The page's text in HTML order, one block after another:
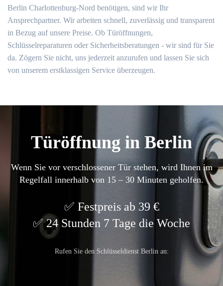
Berlin Charlottenburg-Nord benötigen, sind wir Ihr
Ansprechpartner. Wir arbeiten schnell, zuverlässig und transparent
in Bezug auf unsere Preise. Ob Türöffnungen,
Schlüsselreparaturen oder Sicherheitsberatungen - wir sind für Sie
da. Zögern Sie nicht, uns jederzeit anzurufen und lassen Sie sich
von unserem erstklassigen Service überzeugen.
Türöffnung in Berlin
Wenn Sie vor verschlossener Tür stehen, wird Ihnen im
Regelfall innerhalb von 15 – 30 Minuten geholfen.
Festpreis ab 39 €
24 Stunden 7 Tage die Woche
Rufen Sie den Schlüsseldienst Berlin an: